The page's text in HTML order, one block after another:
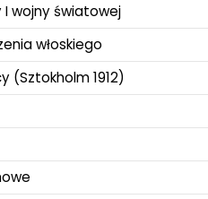
I wojny światowej
włoskiego
(Sztokholm 1912)